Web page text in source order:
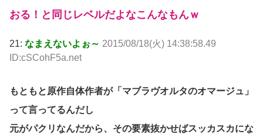
おる！と同じレベルだよなこんなもんｗ
21: なまえないよぉ～ 2015/08/18(火) 14:38:58.49
ID:cSCohF5a.net
もともと原作自体作者が「マブラヴオルタのオマージュ」
って言ってるんだし
元がパクリなんだから、その要素抜かせばスッカスカにな